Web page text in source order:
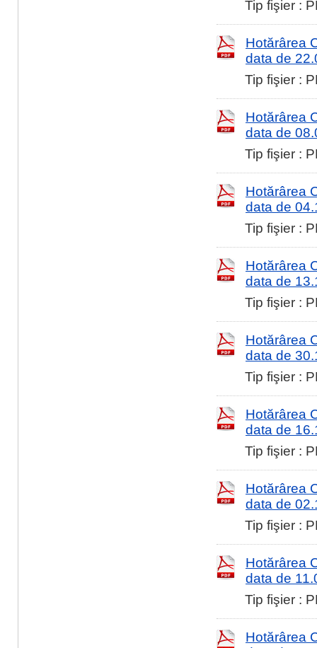
Tip fişier :
Hotărârea
data de
Tip fişier :
Hotărârea
data de
Tip fişier :
Hotărârea
data de
Tip fişier :
Hotărârea
data de
Tip fişier :
Hotărârea
data de
Tip fişier :
Hotărârea
data de
Tip fişier :
Hotărârea
data de
Tip fişier :
Hotărârea
data de
Tip fişier :
Hotărârea